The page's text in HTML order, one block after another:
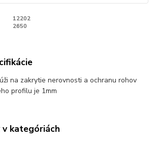
12202
2650
na zakrytie nerovnosti a ochranu rohov
profilu je 1mm
kategóriách